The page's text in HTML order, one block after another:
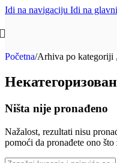
Idi na navigaciju Idi na
Početna/Arhiva po kategoriji
Ništa nije pronađeno
Nažalost, rezultati nisu
pomoći da pronađete ono što